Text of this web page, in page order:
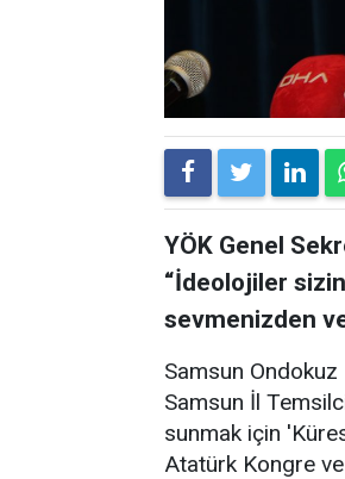
YÖK Genel
“İdeolojiler
sevmenizden
Samsun Ondokuz
Samsun İl
sunmak için
Atatürk Kongre